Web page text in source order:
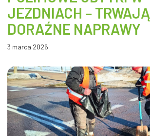
JEZDNIACH – TRWAJĄ
DORAŹNE NAPRAWY
3 marca 2026